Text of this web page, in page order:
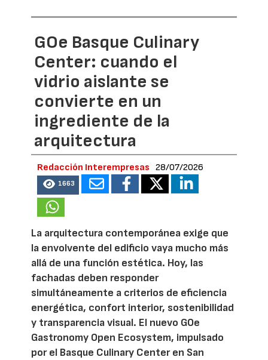
GOe Basque Culinary
Center: cuando el
vidrio aislante se
convierte en un
ingrediente de la
arquitectura
Redacción Interempresas 28/07/2026
1663
La arquitectura contemporánea exige que
la envolvente del edificio vaya mucho más
allá de una función estética. Hoy, las
fachadas deben responder
simultáneamente a criterios de eficiencia
energética, confort interior, sostenibilidad
y transparencia visual. El nuevo GOe
Gastronomy Open Ecosystem, impulsado
por el Basque Culinary Center en San